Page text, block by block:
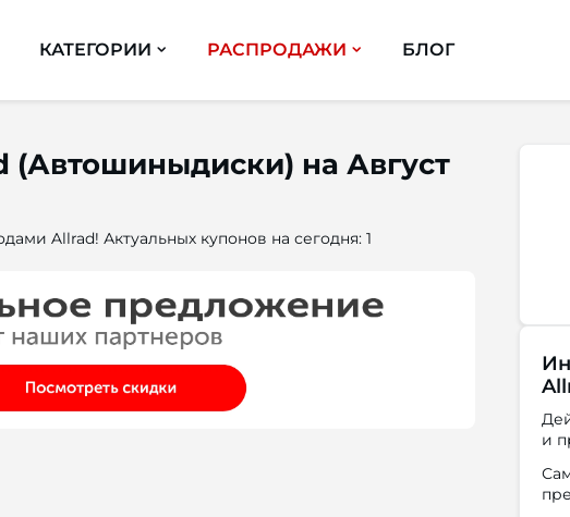
КАТЕГОРИИ РАСПРОДАЖИ БЛОГ
на Август
Allrad! Актуальных купонов на сегодня: 1
и